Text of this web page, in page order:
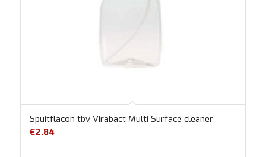
Spuitflacon tbv Virabact Multi Surface cleaner
€2.84